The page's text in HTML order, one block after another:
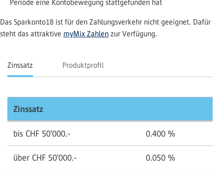
Periode eine Kontobewegung stattgefunden hat
Das Sparkonto18 ist für den Zahlungsverkehr nicht geeignet. Dafür
steht das attraktive myMix Zahlen zur Verfügung.
Zinssatz Produktprofil
Zinssatz
bis CHF 50'000.- 0.400 %
über CHF 50'000.- 0.050 %